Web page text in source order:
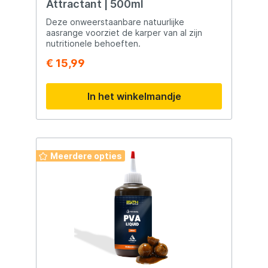
Attractant | 500ml
Deze onweerstaanbare natuurlijke
aasrange voorziet de karper van al zijn
nutritionele behoeften.
€ 15,99
In het winkelmandje
Meerdere opties